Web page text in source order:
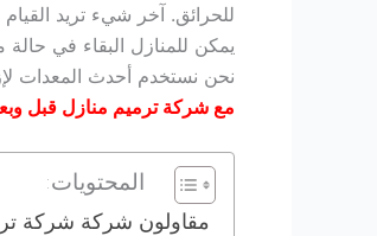
للحرائق. آخر شيء تريد
يمكن للمنازل البقاء في
نحن نستخدم أحدث المعدات
مع شركة ترميم منازل قبل
المحتويات:
مقاولون شركة شركة